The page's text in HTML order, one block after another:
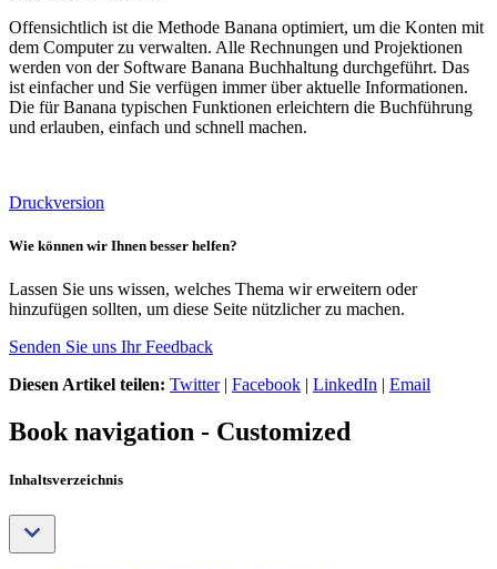
Offensichtlich ist die Methode Banana optimiert, um die Konten mit
dem Computer zu verwalten. Alle Rechnungen und Projektionen
werden von der Software Banana Buchhaltung durchgeführt. Das
ist einfacher und Sie verfügen immer über aktuelle Informationen.
Die für Banana typischen Funktionen erleichtern die Buchführung
und erlauben, einfach und schnell machen.
Druckversion
Wie können wir Ihnen besser helfen?
Lassen Sie uns wissen, welches Thema wir erweitern oder
hinzufügen sollten, um diese Seite nützlicher zu machen.
Senden Sie uns Ihr Feedback
Diesen Artikel teilen: Twitter| Facebook | LinkedIn | Email
Book navigation - Customized
Inhaltsverzeichnis